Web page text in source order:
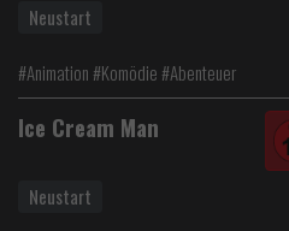
Neustart
#Animation #Komödie #Abenteuer
Ice Cream Man
Neustart